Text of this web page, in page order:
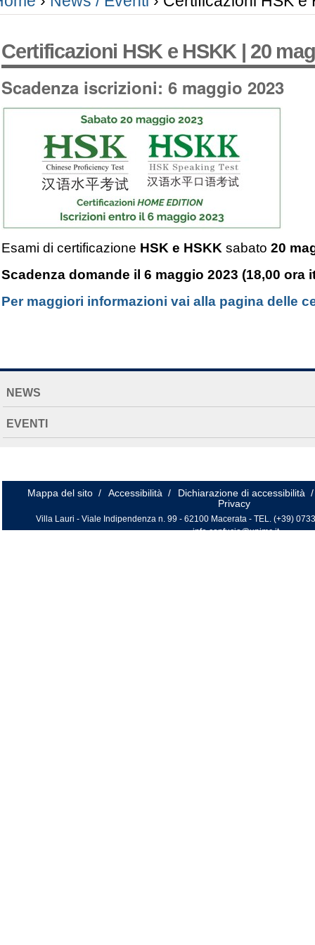
Certificazioni HSK e HSKK | 20
Scadenza iscrizioni: 6 maggio 2023
Esami di certificazione HSK e HSKK sabato20
Scadenza domande il 6 maggio 2023 (18,00 ora
Per maggiori informazioni vai alla pagina delle
EXTENDED
NEWS
EVENTI
Mappa del sito / Accessibilità / Dichiarazione di accessibilità /
Privacy
Villa Lauri - Viale Indipendenza n. 99 - 62100 Macerata - TEL. (+39)
info.confucio@unimc.it